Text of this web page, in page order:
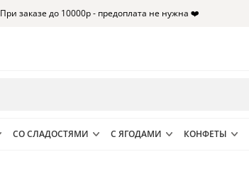
При заказе до 10000р - предоплата не нужна ❤️
СО СЛАДОСТЯМИ С ЯГОДАМИ КОНФЕТЫ